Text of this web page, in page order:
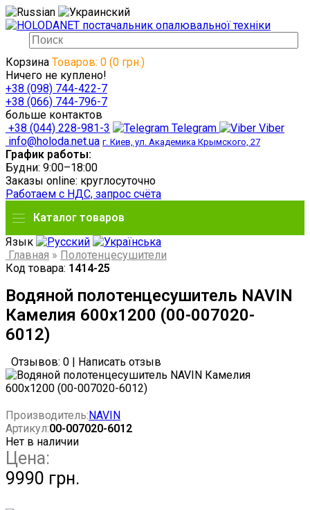
Корзина Товаров: 0 (0 грн.)
Ничего не куплено!
+38 (098) 744-422-7
+38 (066) 744-796-7
больше контактов
+38 (044) 228-981-3
Telegram
Viber
info@holoda.net.ua г. Киев, ул. Академика Крымского, 27
График работы:
Будни: 9:00–18:00
Заказы online: круглосуточно
Работаем с НДС, запрос счёта
Каталог товаров
Язык
Главная » Полотенцесушители
Код товара: 1414-25
Водяной полотенцесушитель NAVIN
Камелия 600х1200 (00-007020-
6012)
Отзывов: 0 Написать отзыв
Производитель: NAVIN
Артикул:00-007020-6012
Нет в наличии
Цена:
9990 грн.